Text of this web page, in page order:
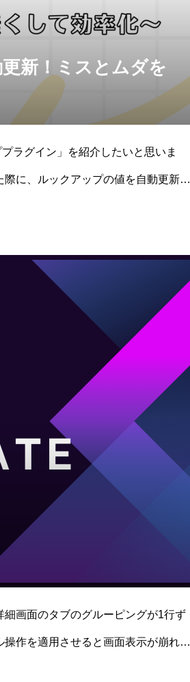
新！ミスとムダを
ラグイン」を紹介したいと思いま
に、ルックアップの値を自動更新さ
画面のタブのグルーピングが1行ず
作を適用させると画面表示が崩れる